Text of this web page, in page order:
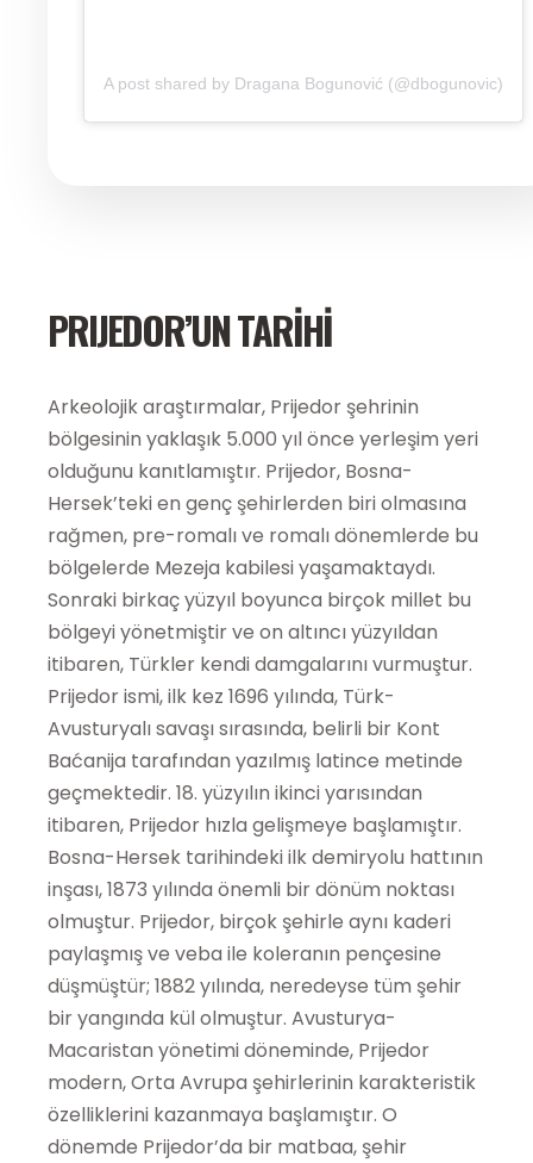
A post shared by Dragana Bogunović (@dbogunovic)
PRIJEDOR’UN TARİHİ
Arkeolojik araştırmalar, Prijedor şehrinin
bölgesinin yaklaşık 5.000 yıl önce yerleşim yeri
olduğunu kanıtlamıştır. Prijedor, Bosna-
Hersek’teki en genç şehirlerden biri olmasına
rağmen, pre-romalı ve romalı dönemlerde bu
bölgelerde Mezeja kabilesi yaşamaktaydı.
Sonraki birkaç yüzyıl boyunca birçok millet bu
bölgeyi yönetmiştir ve on altıncı yüzyıldan
itibaren, Türkler kendi damgalarını vurmuştur.
Prijedor ismi, ilk kez 1696 yılında, Türk-
Avusturyalı savaşı sırasında, belirli bir Kont
Baćanija tarafından yazılmış latince metinde
geçmektedir. 18. yüzyılın ikinci yarısından
itibaren, Prijedor hızla gelişmeye başlamıştır.
Bosna-Hersek tarihindeki ilk demiryolu hattının
inşası, 1873 yılında önemli bir dönüm noktası
olmuştur. Prijedor, birçok şehirle aynı kaderi
paylaşmış ve veba ile koleranın pençesine
düşmüştür; 1882 yılında, neredeyse tüm şehir
bir yangında kül olmuştur. Avusturya-
Macaristan yönetimi döneminde, Prijedor
modern, Orta Avrupa şehirlerinin karakteristik
özelliklerini kazanmaya başlamıştır. O
dönemde Prijedor’da bir matbaa, şehir